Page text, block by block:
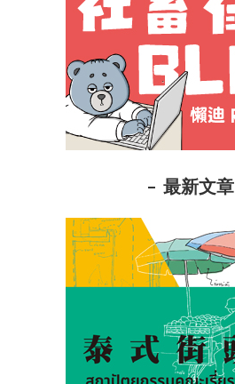
最新文章